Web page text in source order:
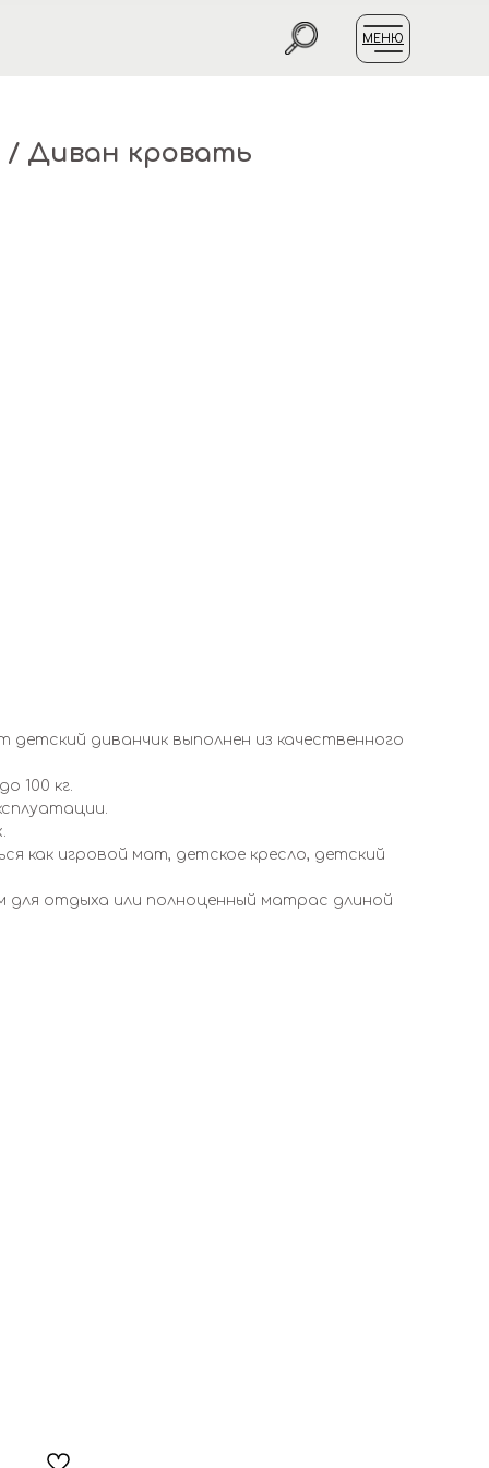
МЕНЮ
/ Диван кровать
диванчик выполнен из качественного
100 кг.
как игровой мат, детское кресло, детский
для отдыха или полноценный матрас длиной